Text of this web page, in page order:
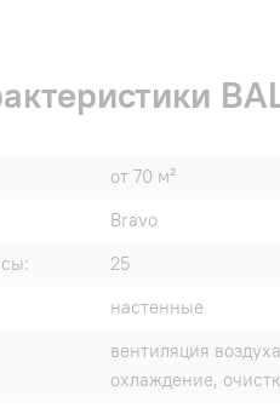
от 70 м²
Bravo
25
настенные
вентиляция
охлаждение,